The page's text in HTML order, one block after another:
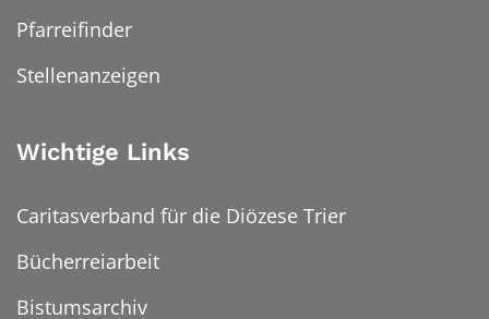
Pfarreifinder
Stellenanzeigen
Wichtige Links
Caritasverband für die Diözese Trier
Bücherreiarbeit
Bistumsarchiv